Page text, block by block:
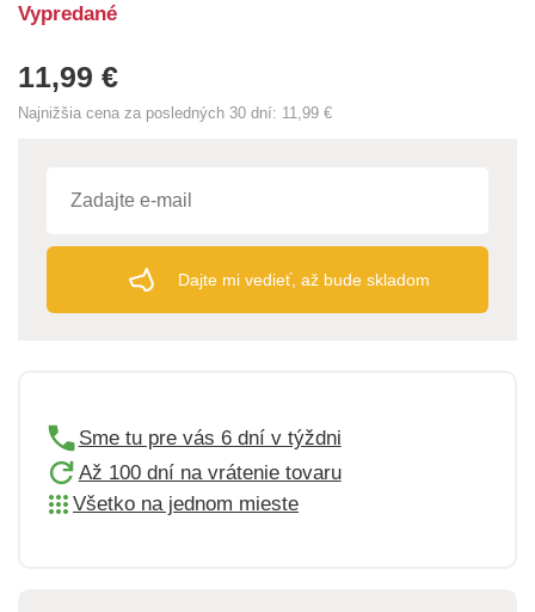
11,99 €
Najnižšia cena za posledných 30 dní: 11,99 €
Vypredané
Dajte mi vedieť, až bude skladom
Sme tu pre vás 6 dní v týždni
Až 100 dní na vrátenie tovaru
Všetko na jednom mieste